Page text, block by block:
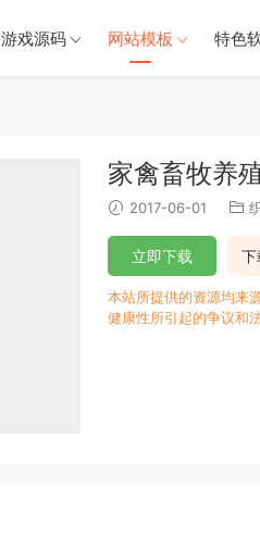
游戏源码 网站模板 特色
家禽畜牧养
2017-06-01
下
立即下载
本站所提供的资源均来
健康性所引起的争议和